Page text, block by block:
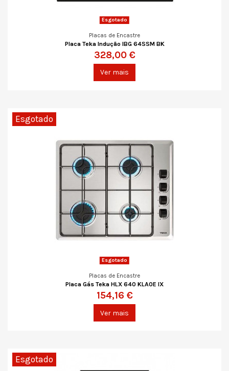
Esgotado
Placas de Encastre
Placa Teka Indução IBG 64SSM BK
328,00 €
Ver mais
Esgotado
Esgotado
Placas de Encastre
Placa Gás Teka HLX 640 KLA0E IX
154,16 €
Ver mais
Esgotado